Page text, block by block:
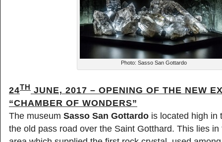
Photo: Sasso San Gottardo
24TH JUNE, 2017 – OPENING OF THE NEW
“CHAMBER OF WONDERS”
The museum Sasso San Gottardo is located high in
the old pass road over the Saint Gotthard. This lies